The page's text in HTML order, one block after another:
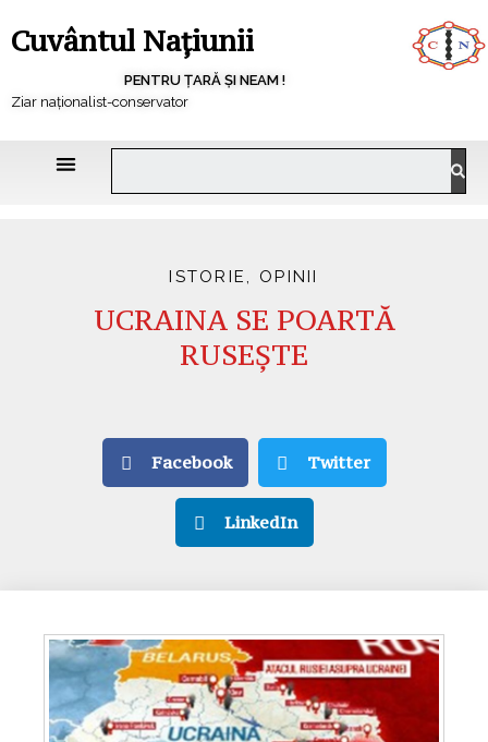
Cuvântul Națiunii
PENTRU ȚARĂ ȘI NEAM !
Ziar naționalist-conservator
ISTORIE, OPINII
UCRAINA SE POARTĂ
RUSEȘTE
Facebook Twitter
LinkedIn